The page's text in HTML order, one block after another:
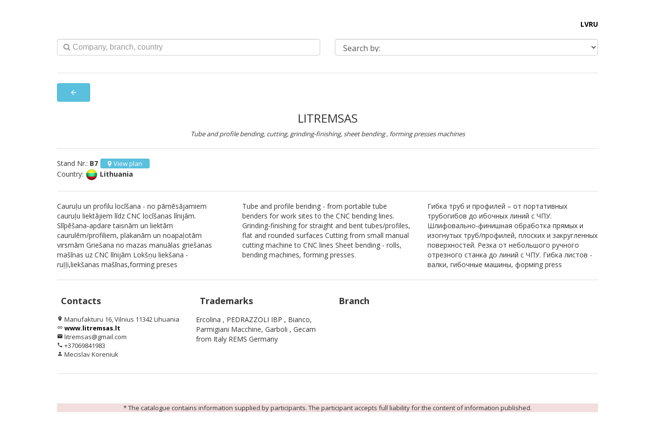
LVRU
arrow_back
LITREMSAS
Tube and profile bending, cutting, grinding-finishing, sheet bending , forming presses machines
Stand Nr.: B7 View plan
Country: Lithuania
Cauruļu un profilu locīšana - no pārnēsājamiem
cauruļu liektājiem līdz CNC locīšanas līnijām.
Slīpēšana-apdare taisnām un liektām
caurulēm/profiliem, plakanām un noapaļotām
virsmām Griešana no mazas manuālas griešanas
mašīnas uz CNC līnijām Lokšņu liekšana -
ruļļi,liekšanas mašīnas,forming preses
Tube and profile bending - from portable tube
benders for work sites to the CNC bending lines.
Grinding-finishing for straight and bent tubes/profiles,
flat and rounded surfaces Cutting from small manual
cutting machine to CNC lines Sheet bending - rolls,
bending machines, forming presses.
Гибка труб и профилей – от портативных
трубогибов до ибочных линий с ЧПУ.
Шлифовально-финишная обработка прямых и
изогнутых труб/профилей, плоских и закругленных
поверхностей. Резка от небольшого ручного
отрезного станка до линий с ЧПУ. Гибка листов -
валки, гибочные машины, формing press
Contacts
location_on Manufakturu 16, Vilnius 11342 Lihuania
link www.litremsas.lt
email litremsas@gmail.com
phone +37069841983
person Mecislav Koreniuk
Trademarks
Ercolina , PEDRAZZOLI IBP , Bianco,
Parmigiani Macchine, Garboli , Gecam
from Italy REMS Germany
Branch
* The catalogue contains information supplied by participants. The participant accepts full liability for the content of information published.